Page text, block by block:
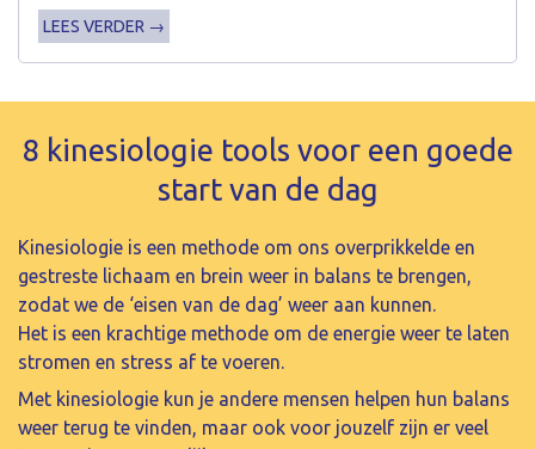
LEES VERDER →
8 kinesiologie tools voor een goede
start van de dag
Kinesiologie is een methode om ons overprikkelde en
gestreste lichaam en brein weer in balans te brengen,
zodat we de ‘eisen van de dag’ weer aan kunnen.
Het is een krachtige methode om de energie weer te laten
stromen en stress af te voeren.
Met kinesiologie kun je andere mensen helpen hun balans
weer terug te vinden, maar ook voor jouzelf zijn er veel